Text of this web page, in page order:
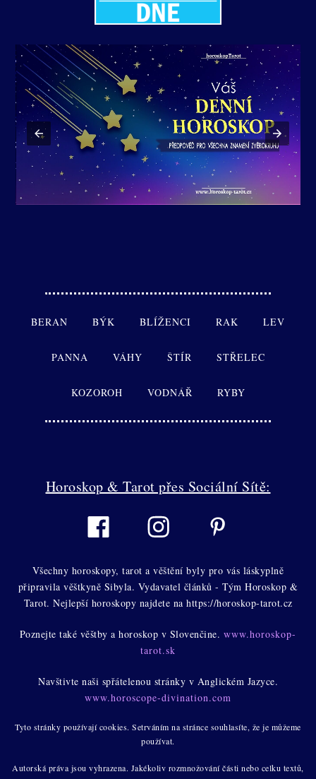
BERAN BÝK BLÍŽENCI RAK LEV
PANNA VÁHY ŠTÍR STŘELEC
KOZOROH VODNÁŘ RYBY
Horoskop & Tarot přes Sociální Sítě:
Všechny horoskopy, tarot a věštění byly pro vás láskyplně
připravila věštkyně Sibyla. Vydavatel článků - Tým Horoskop &
Tarot. Nejlepší horoskopy najdete na https://horoskop-tarot.cz
Poznejte také věštby a horoskop v Slovenčine. www.horoskop-
tarot.sk
Navštivte naši spřátelenou stránky v Anglickém Jazyce.
www.horoscope-divination.com
Tyto stránky používají cookies. Setrváním na stránce souhlasíte, že je můžeme
používat.
Autorská práva jsou vyhrazena. Jakékoliv rozmnožování části nebo celku textů,